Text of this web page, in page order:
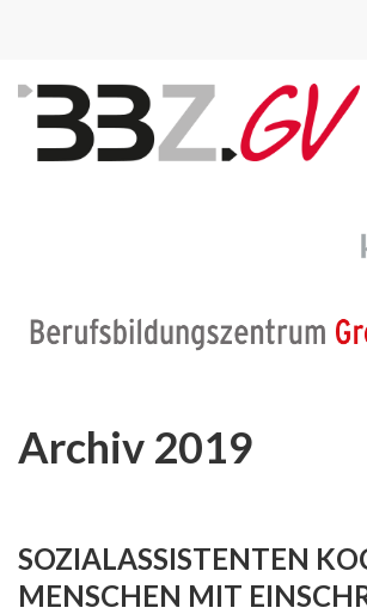
Archiv 2019
SOZIALASSISTENTEN
MENSCHEN MIT